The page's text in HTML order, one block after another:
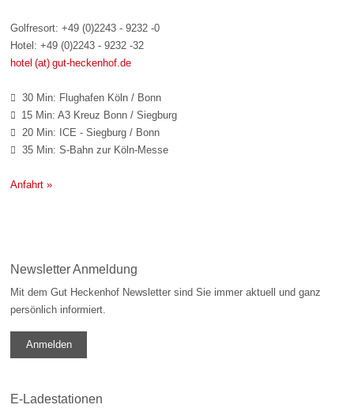
Golfresort: +49 (0)2243 - 9232 -0
Hotel: +49 (0)2243 - 9232 -32
hotel (at) gut-heckenhof.de
 30 Min: Flughafen Köln / Bonn
 15 Min: A3 Kreuz Bonn / Siegburg
 20 Min: ICE - Siegburg / Bonn
 35 Min: S-Bahn zur Köln-Messe
Anfahrt »
Newsletter Anmeldung
Mit dem Gut Heckenhof Newsletter sind Sie immer aktuell und ganz
persönlich informiert.
Anmelden
E-Ladestationen